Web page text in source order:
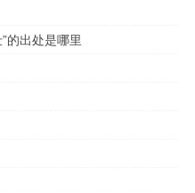
的出处是哪里